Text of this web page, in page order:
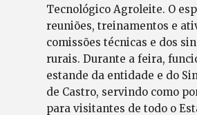
Tecnológico Agroleite. O
reuniões, treinamentos e
comissões técnicas e dos
rurais. Durante a feira,
estande da entidade e do
de Castro, servindo como
para visitantes de todo o